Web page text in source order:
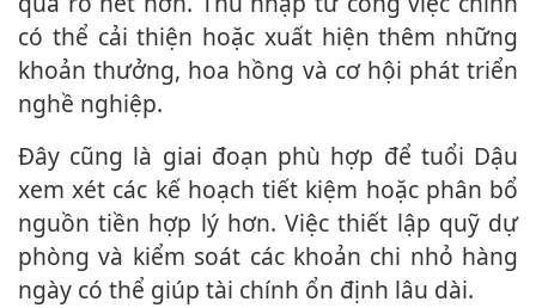
có thể cải thiện hoặc xuất hiện thêm những
khoản thưởng, hoa hồng và cơ hội phát triển
nghề nghiệp.
Đây cũng là giai đoạn phù hợp để tuổi Dậu
xem xét các kế hoạch tiết kiệm hoặc phân bổ
nguồn tiền hợp lý hơn. Việc thiết lập quỹ dự
phòng và kiểm soát các khoản chi nhỏ hàng
ngày có thể giúp tài chính ổn định lâu dài.